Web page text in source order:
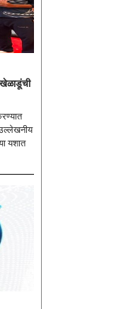
उल्लेखनीय
यशात